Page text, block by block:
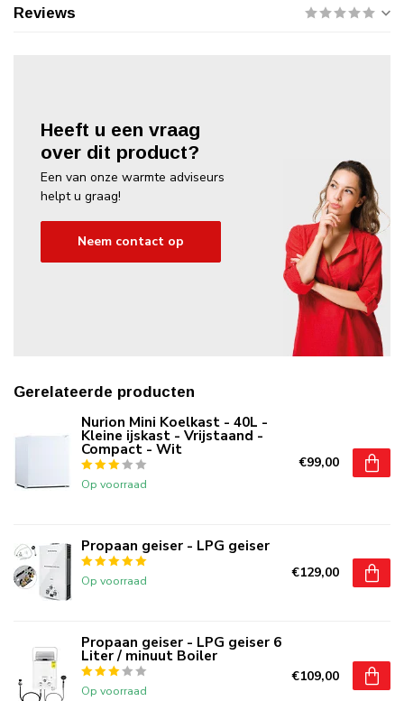
Reviews
Heeft u een vraag
over dit product?
Een van onze warmte adviseurs
helpt u graag!
Neem contact op
Gerelateerde producten
Nurion Mini Koelkast - 40L -
Kleine ijskast - Vrijstaand -
Compact - Wit
Op voorraad
€99,00
Propaan geiser - LPG geiser
Op voorraad €129,00
Propaan geiser - LPG geiser 6
Liter / minuut Boiler
Op voorraad
€109,00